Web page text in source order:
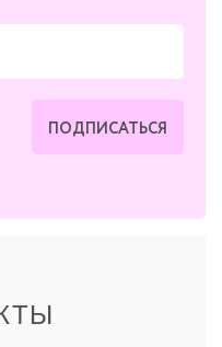
ПОДПИСАТЬСЯ